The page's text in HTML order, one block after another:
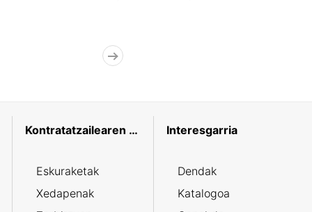
Kontratatzailearen profila
Eskuraketak
Xedapenak
Interesgarria
Dendak
Katalogoa